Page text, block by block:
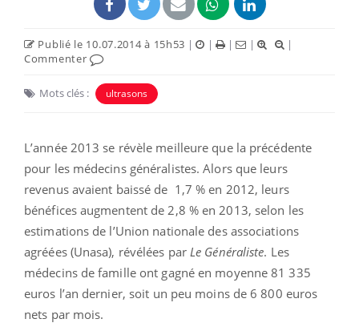
Publié le 10.07.2014 à 15h53 | | | |
|
Commenter
Mots clés : ultrasons
L’année 2013 se révèle meilleure que la précédente
pour les médecins généralistes. Alors que leurs
revenus avaient baissé de 1,7 % en 2012, leurs
bénéfices augmentent de 2,8 % en 2013, selon les
estimations de l’Union nationale des associations
agréées (Unasa), révélées parLe Généraliste. Les
médecins de famille ont gagné en moyenne 81 335
euros l’an dernier, soit un peu moins de 6 800 euros
nets par mois.